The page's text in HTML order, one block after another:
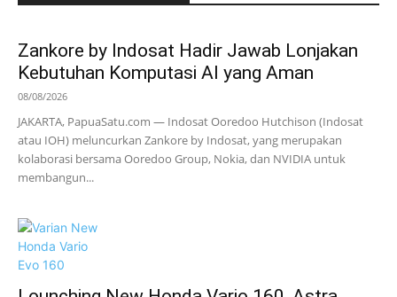
Zankore by Indosat Hadir Jawab Lonjakan
Kebutuhan Komputasi AI yang Aman
08/08/2026
JAKARTA, PapuaSatu.com — Indosat Ooredoo Hutchison (Indosat
atau IOH) meluncurkan Zankore by Indosat, yang merupakan
kolaborasi bersama Ooredoo Group, Nokia, dan NVIDIA untuk
membangun...